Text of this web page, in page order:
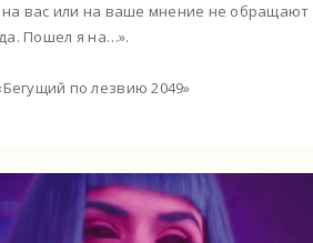
на вас или на ваше мнение не
Пошел я на…».
по лезвию 2049»